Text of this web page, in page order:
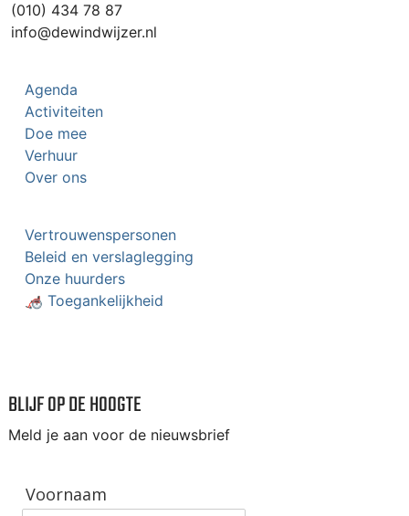
(010) 434 78 87
info@dewindwijzer.nl
Agenda
Activiteiten
Doe mee
Verhuur
Over ons
Vertrouwenspersonen
Beleid en verslaglegging
Onze huurders
🦽 Toegankelijkheid
BLIJF OP DE HOOGTE
Meld je aan voor de nieuwsbrief
Voornaam